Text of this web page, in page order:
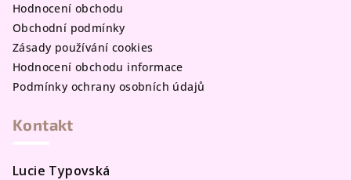
Hodnocení obchodu
Obchodní podmínky
Zásady používání cookies
Hodnocení obchodu informace
Podmínky ochrany osobních údajů
Kontakt
Lucie Typovská